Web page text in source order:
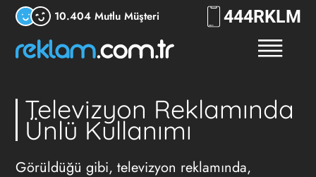
10.404 Mutlu Müşteri 444RKLM
Televizyon Reklamında
Ünlü Kullanımı
Görüldüğü gibi, televizyon reklamında,